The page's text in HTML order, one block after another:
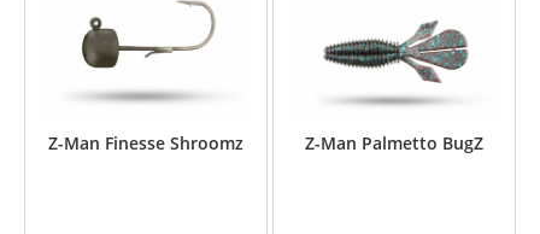
Z-Man Finesse Shroomz Z-Man Palmetto BugZ